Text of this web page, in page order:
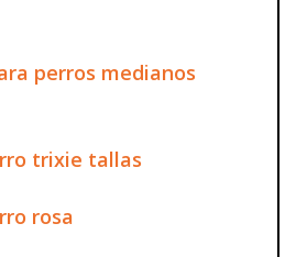
perros medianos
trixie tallas
rosa